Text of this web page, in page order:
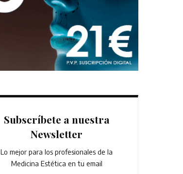
Subscríbete a nuestra
Newsletter
Lo mejor para los profesionales de la
Medicina Estética en tu email